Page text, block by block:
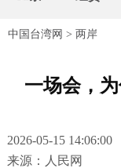
中国台湾网 > 两岸
一场会，
2026-05-15 14:06:00
来源：人民网